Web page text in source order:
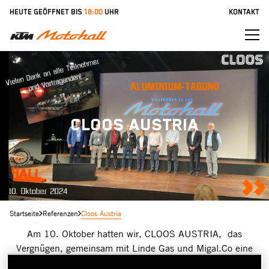
Inhalt
HEUTE GEÖFFNET BIS 18:00 UHR KONTAKT
CLOOS AUSTRIA
Startseite Referenzen Cloos Austria
Am 10. Oktober hatten wir, CLOOS AUSTRIA, das
Vergnügen, gemeinsam mit Linde Gas und Migal.Co eine